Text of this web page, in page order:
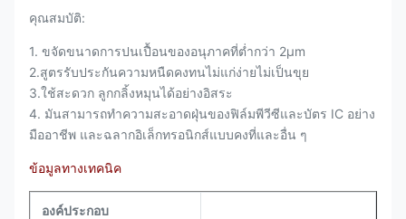
คุณสมบัติ:
1. ขจัดขนาดการปนเปื้อนของอนุภาคที่ต่ำกว่า 2µm
2.สูตรรับประกันความหนืดคงทนไม่แก่ง่ายไม่เป็นขุย
3.ใช้สะดวก ลูกกลิ้งหมุนได้อย่างอิสระ
4. มันสามารถทำความสะอาดฝุ่นของฟิล์มพีวีซีและบัตร IC อย่าง
มืออาชีพ และฉลากอิเล็กทรอนิกส์แบบคงที่และอื่น ๆ
ข้อมูลทางเทคนิค
องค์ประกอบ